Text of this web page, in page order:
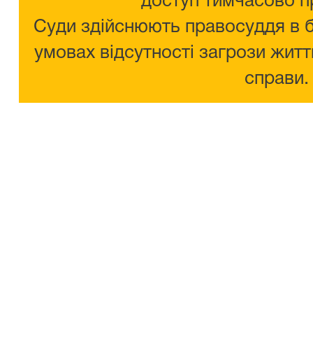
Суди здійснюють правосуддя в
умовах відсутності загрози
справи.